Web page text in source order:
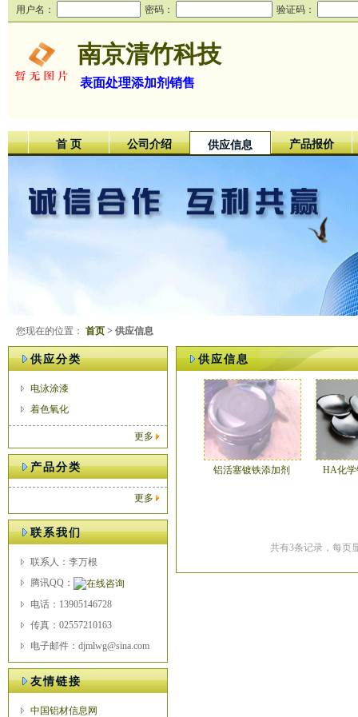
用户名： 密码： 验证码：
南京清竹科技
表面处理添加剂销售
首 页 公司介绍 供应信息 产品报价
您现在的位置： 首页 > 供应信息
供应分类
电泳涂漆
着色氧化
更多
产品分类
更多
联系我们
联系人：李万根
腾讯QQ：
电话：13905146728
传真：02557210163
电子邮件：djmlwg@sina.com
友情链接
中国铝材信息网
供应信息
铝活塞镀铁添加剂 HA化
共有3条记录，每页